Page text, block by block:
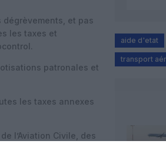
et pas
les taxes et
patronales et
les taxes annexes
l’Aviation Civile, des
l’absence de vols ces
aide d'etat
transport